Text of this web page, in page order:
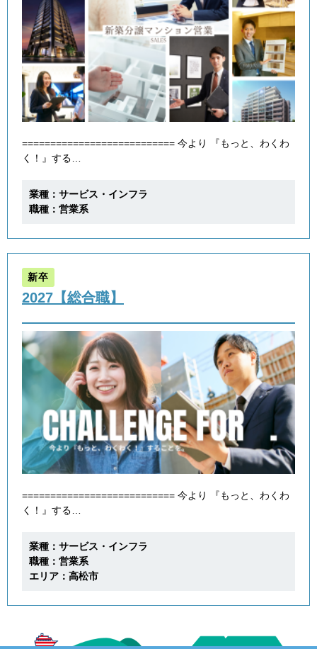
=========================== 今より 『もっと、わくわ
く！』する…
業種：サービス・インフラ
職種：営業系
新卒
2027【総合職】
=========================== 今より 『もっと、わくわ
く！』する…
業種：サービス・インフラ
職種：営業系
エリア：高松市